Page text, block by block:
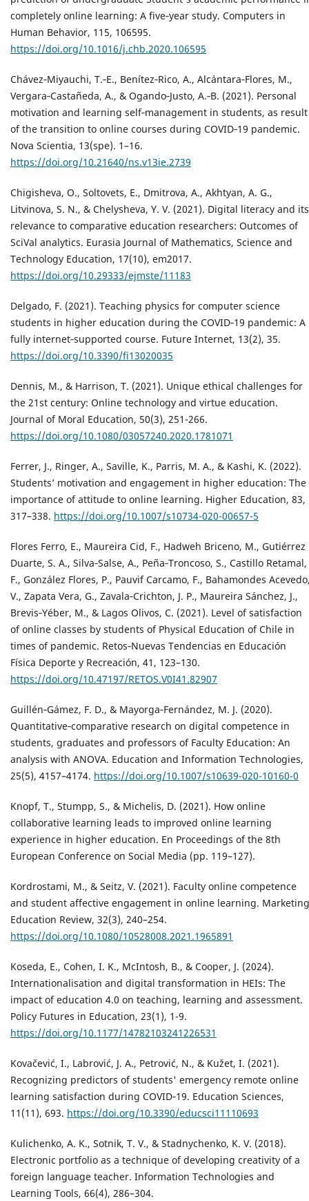
completely online learning: A five‐year study. Computers in
Human Behavior, 115, 106595.
https://doi.org/10.1016/j.chb.2020.106595
Chávez‐Miyauchi, T.‐E., Benítez‐Rico, A., Alcántara‐Flores, M.,
Vergara‐Castañeda, A., & Ogando‐Justo, A.‐B. (2021). Personal
motivation and learning self‐management in students, as result
of the transition to online courses during COVID‐19 pandemic.
Nova Scientia, 13(spe). 1–16.
https://doi.org/10.21640/ns.v13ie.2739
Chigisheva, O., Soltovets, E., Dmitrova, A., Akhtyan, A. G.,
Litvinova, S. N., & Chelysheva, Y. V. (2021). Digital literacy and its
relevance to comparative education researchers: Outcomes of
SciVal analytics. Eurasia Journal of Mathematics, Science and
Technology Education, 17(10), em2017.
https://doi.org/10.29333/ejmste/11183
Delgado, F. (2021). Teaching physics for computer science
students in higher education during the COVID‐19 pandemic: A
fully internet‐supported course. Future Internet, 13(2), 35.
https://doi.org/10.3390/fi13020035
Dennis, M., & Harrison, T. (2021). Unique ethical challenges for
the 21st century: Online technology and virtue education.
Journal of Moral Education, 50(3), 251-266.
https://doi.org/10.1080/03057240.2020.1781071
Ferrer, J., Ringer, A., Saville, K., Parris, M. A., & Kashi, K. (2022).
Students’ motivation and engagement in higher education: The
importance of attitude to online learning. Higher Education, 83,
317–338. https://doi.org/10.1007/s10734-020-00657-5
Flores Ferro, E., Maureira Cid, F., Hadweh Briceno, M., Gutiérrez
Duarte, S. A., Silva‐Salse, A., Peña‐Troncoso, S., Castillo Retamal,
F., González Flores, P., Pauvif Carcamo, F., Bahamondes
V., Zapata Vera, G., Zavala‐Crichton, J. P., Maureira Sánchez, J.,
Brevis‐Yéber, M., & Lagos Olivos, C. (2021). Level of satisfaction
of online classes by students of Physical Education of Chile in
times of pandemic. Retos‐Nuevas Tendencias en Educación
Física Deporte y Recreación, 41, 123–130.
https://doi.org/10.47197/RETOS.V0I41.82907
Guillén‐Gámez, F. D., & Mayorga‐Fernández, M. J. (2020).
Quantitative‐comparative research on digital competence in
students, graduates and professors of Faculty Education: An
analysis with ANOVA. Education and Information Technologies,
25(5), 4157–4174. https://doi.org/10.1007/s10639-020-10160-0
Knopf, T., Stumpp, S., & Michelis, D. (2021). How online
collaborative learning leads to improved online learning
experience in higher education. En Proceedings of the 8th
European Conference on Social Media (pp. 119–127).
Kordrostami, M., & Seitz, V. (2021). Faculty online competence
and student affective engagement in online learning. Marketing
Education Review, 32(3), 240–254.
https://doi.org/10.1080/10528008.2021.1965891
Koseda, E., Cohen, I. K., McIntosh, B., & Cooper, J. (2024).
Internationalisation and digital transformation in HEIs: The
impact of education 4.0 on teaching, learning and assessment.
Policy Futures in Education, 23(1), 1-9.
https://doi.org/10.1177/14782103241226531
Kovačević, I., Labrović, J. A., Petrović, N., & Kužet, I. (2021).
Recognizing predictors of students' emergency remote online
learning satisfaction during COVID‐19. Education Sciences,
11(11), 693. https://doi.org/10.3390/educsci11110693
Kulichenko, A. K., Sotnik, T. V., & Stadnychenko, K. V. (2018).
Electronic portfolio as a technique of developing creativity of a
foreign language teacher. Information Technologies and
Learning Tools, 66(4), 286–304.